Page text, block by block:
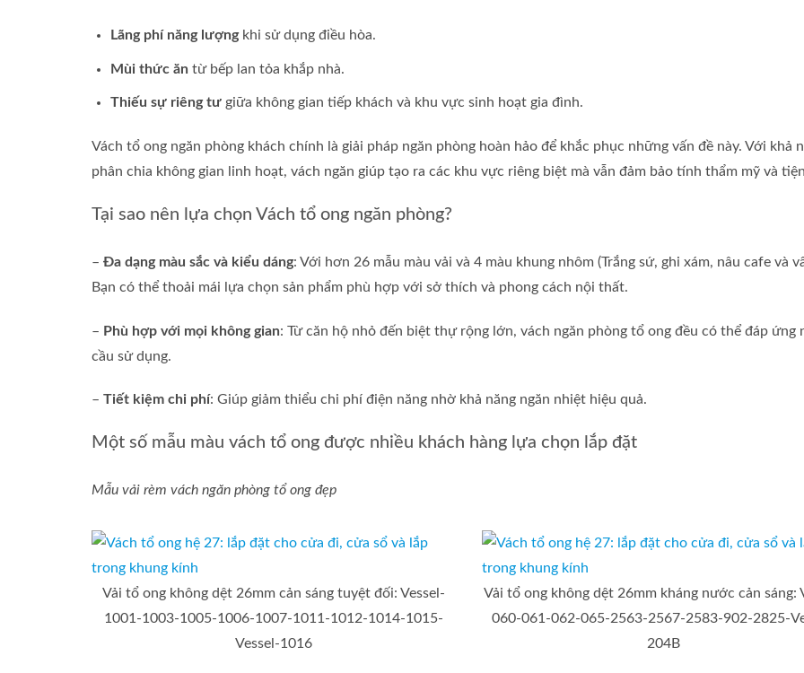
Lãng phí năng lượngkhi sử dụng điều hòa.
Mùi thức ăn từ bếp lan tỏa khắp nhà.
Thiếu sự riêng tưgiữa không gian tiếp khách và khu vực sinh hoạt gia đình.
Vách tổ ong ngăn phòng khách chính là giải pháp ngăn phòng hoàn hảo để khắc phục những vấn đề này. Với khả
phân chia không gian linh hoạt, vách ngăn giúp tạo ra các khu vực riêng biệt mà vẫn đảm bảo tính thẩm mỹ và
Tại sao nên lựa chọn Vách tổ ong ngăn phòng?
– Đa dạng màu sắc và kiểu dáng: Với hơn 26 mẫu màu vải và 4 màu khung nhôm (Trắng sứ, ghi xám, nâu cafe và
Bạn có thể thoải mái lựa chọn sản phẩm phù hợp với sở thích và phong cách nội thất.
– Phù hợp với mọi không gian: Từ căn hộ nhỏ đến biệt thự rộng lớn, vách ngăn phòng tổ ong đều có thể đáp ứng
cầu sử dụng.
– Tiết kiệm chi phí: Giúp giảm thiểu chi phí điện năng nhờ khả năng ngăn nhiệt hiệu quả.
Một số mẫu màu vách tổ ong được nhiều khách hàng lựa chọn lắp đặt
Mẫu vải rèm vách ngăn phòng tổ ong đẹp
Vải tổ ong không dệt 26mm cản sáng tuyệt đối: Vessel-
1001-1003-1005-1006-1007-1011-1012-1014-1015-
Vessel-1016
Vải tổ ong không dệt 26mm kháng nước cản sáng:
060-061-062-065-2563-2567-2583-902-2825-
204B